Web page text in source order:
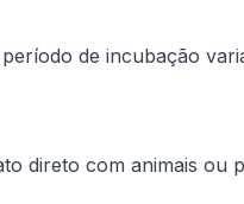
de incubação
direto com animais ou